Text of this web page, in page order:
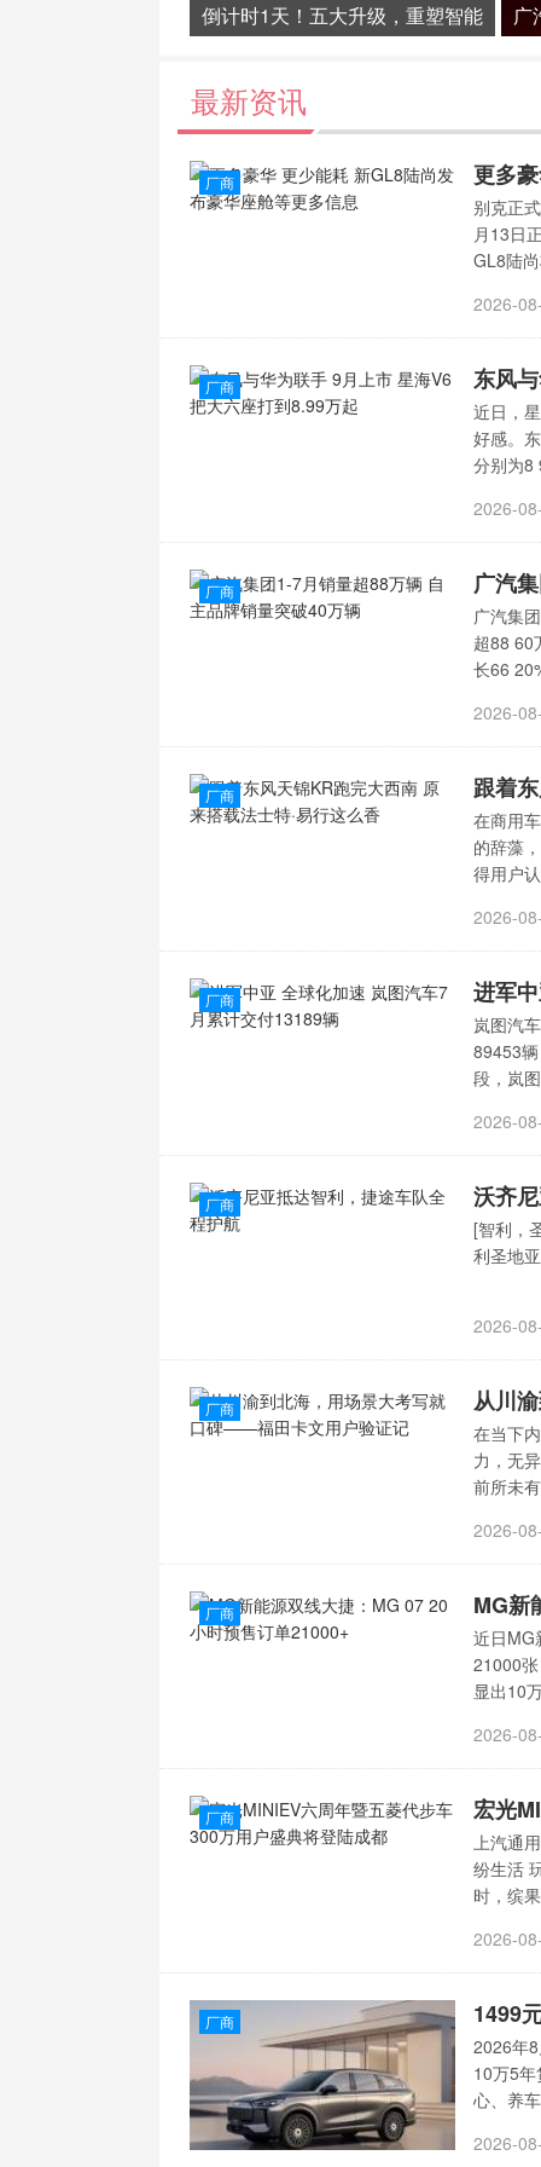
倒计时1天！五大升级，重塑智能
最新资讯
厂商
别克正
月13日
GL8陆
2026-
厂商
近日，
好感。
分别为
2026-
厂商 广汽
广汽集
超88 60
长66
2026-
厂商
在商用
的辞藻
得用户
2026-
厂商 进军
岚图汽
89453
段，岚
2026-
厂商 沃齐
[智利，
利圣地
2026-
厂商
在当下
力，无
前所未
2026-
厂商 MG新
近日MG
21000
显出10
2026-
厂商
上汽通
纷生活
时，缤
2026-
厂商
2026年
10万5
心、养
2026-